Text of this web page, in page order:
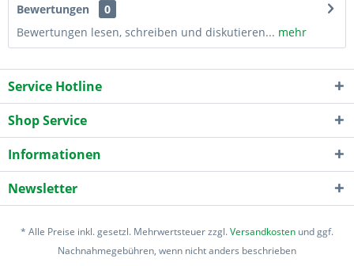
Bewertungen
0
Bewertungen lesen, schreiben und diskutieren... mehr
Service Hotline
Shop Service
Informationen
Newsletter
* Alle Preise inkl. gesetzl. Mehrwertsteuer zzgl.Versandkosten und ggf.
Nachnahmegebühren, wenn nicht anders beschrieben